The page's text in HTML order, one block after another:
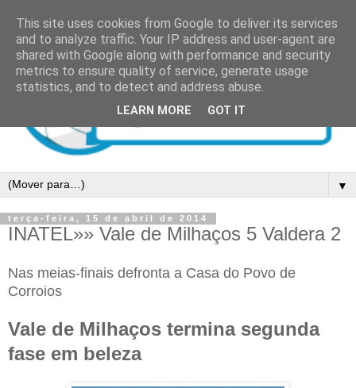
▼
terça-feira, 15 de abril de 2014
INATEL»» Vale de Milhaços 5 Valdera 2
Nas meias-finais defronta a Casa do Povo de
Corroios
Vale de Milhaços termina segunda
fase em beleza
This site uses cookies from Google to deliver its services
and to analyze traffic. Your IP address and user-agent are
shared with Google along with performance and security
metrics to ensure quality of service, generate usage
statistics, and to detect and address abuse.
LEARN MORE GOT IT